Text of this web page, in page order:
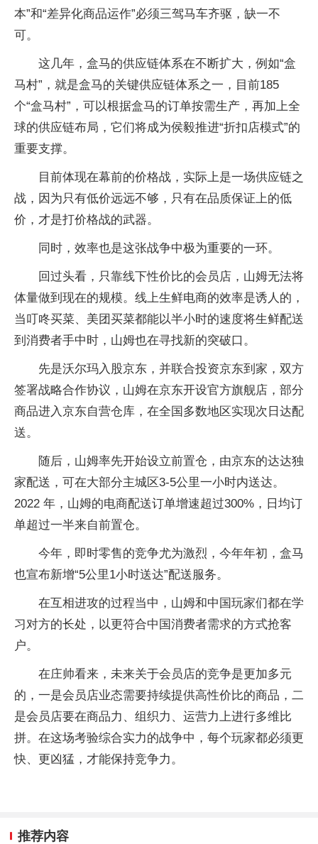
本”和“差异化商品运作”必须三驾马车齐驱，缺一不
可。
这几年，盒马的供应链体系在不断扩大，例如“盒
马村”，就是盒马的关键供应链体系之一，目前185
个“盒马村”，可以根据盒马的订单按需生产，再加上全
球的供应链布局，它们将成为侯毅推进“折扣店模式”的
重要支撑。
目前体现在幕前的价格战，实际上是一场供应链之
战，因为只有低价远远不够，只有在品质保证上的低
价，才是打价格战的武器。
同时，效率也是这张战争中极为重要的一环。
回过头看，只靠线下性价比的会员店，山姆无法将
体量做到现在的规模。线上生鲜电商的效率是诱人的，
当叮咚买菜、美团买菜都能以半小时的速度将生鲜配送
到消费者手中时，山姆也在寻找新的突破口。
先是沃尔玛入股京东，并联合投资京东到家，双方
签署战略合作协议，山姆在京东开设官方旗舰店，部分
商品进入京东自营仓库，在全国多数地区实现次日达配
送。
随后，山姆率先开始设立前置仓，由京东的达达独
家配送，可在大部分主城区3-5公里一小时内送达。
2022 年，山姆的电商配送订单增速超过300%，日均订
单超过一半来自前置仓。
今年，即时零售的竞争尤为激烈，今年年初，盒马
也宣布新增“5公里1小时送达”配送服务。
在互相进攻的过程当中，山姆和中国玩家们都在学
习对方的长处，以更符合中国消费者需求的方式抢客
户。
在庄帅看来，未来关于会员店的竞争是更加多元
的，一是会员店业态需要持续提供高性价比的商品，二
是会员店要在商品力、组织力、运营力上进行多维比
拼。在这场考验综合实力的战争中，每个玩家都必须更
快、更凶猛，才能保持竞争力。
推荐内容